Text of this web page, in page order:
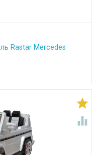
Rastar Mercedes

